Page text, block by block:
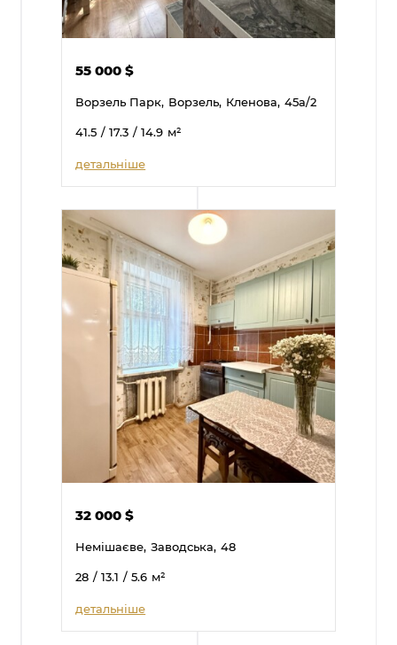
55 000$
Ворзель Парк, Ворзель, Кленова, 45а/2
41.5 / 17.3 / 14.9 м²
детальніше
32 000$
Немішаєве, Заводська, 48
28 / 13.1 / 5.6 м²
детальніше